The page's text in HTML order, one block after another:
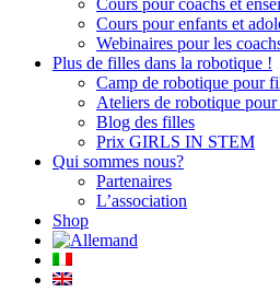
Cours pour coachs et
Cours pour enfants et
Webinaires pour les
Plus de filles dans la robotique !
Camp de robotique pour
Ateliers de robotique
Blog des filles
Prix GIRLS IN STEM
Qui sommes nous?
Partenaires
L’association
Shop